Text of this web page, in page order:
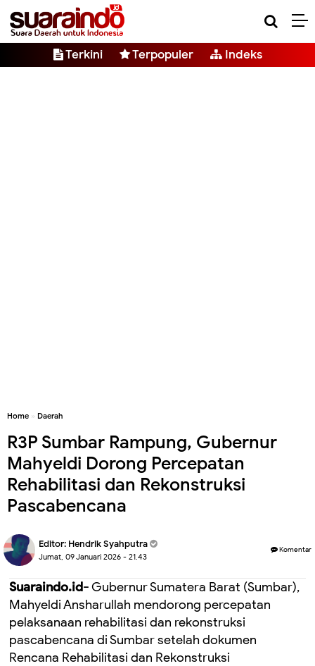
Terkini Terpopuler Indeks
Home » Daerah
R3P Sumbar Rampung, Gubernur
Mahyeldi Dorong Percepatan
Rehabilitasi dan Rekonstruksi
Pascabencana
Editor: Hendrik Syahputra
Jumat, 09 Januari 2026 - 21.43
Komentar
Suaraindo.id-Gubernur Sumatera Barat (Sumbar),
Mahyeldi Ansharullah mendorong percepatan
pelaksanaan rehabilitasi dan rekonstruksi
pascabencana di Sumbar setelah dokumen
Rencana Rehabilitasi dan Rekonstruksi